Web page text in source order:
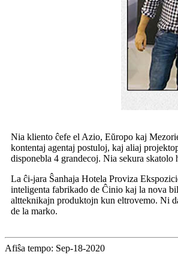
Nia kliento ĉefe el Azio, Eŭropo kaj
kontentaj agentaj postuloj, kaj aliaj
disponebla 4 grandecoj. Nia sekura
La ĉi-jara Ŝanhaja Hotela Proviza
inteligenta fabrikado de Ĉinio kaj la nova
altteknikajn produktojn kun eltrovemo. Ni
de la marko.
Afiŝa tempo: Sep-18-2020